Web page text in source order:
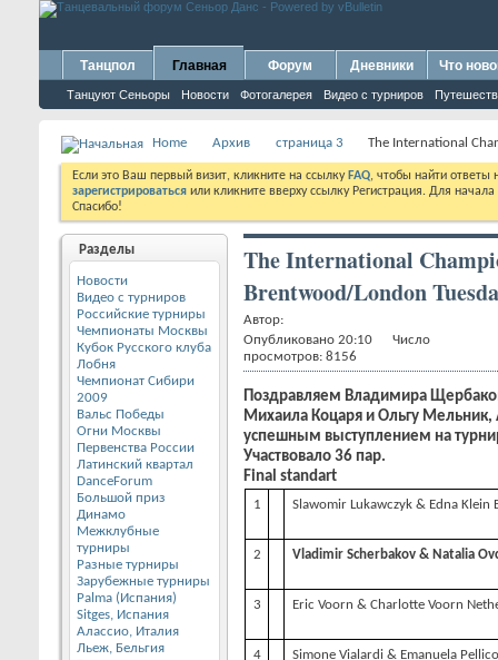
Танцпол Главная
Танцуют Сеньоры Новости Фотогалерея Видео с турниров
Форум Дневники Что
Home Архив страница 3 The International
Если это Ваш первый визит, кликните на ссылку FAQ, чтобы найти
зарегистрироваться или кликните вверху ссылку Регистрация. Для
Спасибо!
Разделы
Новости
Видео с турниров
Российские турниры
Чемпионаты Москвы
Кубок Русского клуба
Лобня
Чемпионат Сибири
2009
Вальс Победы
Огни Москвы
Первенства России
Латинский квартал
DanceForum
Большой приз
Динамо
Межклубные
турниры
Разные турниры
Зарубежные турниры
Palma (Испания)
Sitges, Испания
Алассио, Италия
Льеж, Бельгия
The International
Brentwood/London
Автор:
Опубликовано 20:10 Число
просмотров: 8156
Поздравляем Владимира
Михаила Коцаря и Ольгу
успешным выступлением на
Участвовало 36 пар.
Final standart
1 Slawomir Lukawczyk & Edna Klein
2 Vladimir Scherbakov & Natalia
3 Eric Voorn & Charlotte Voorn
4 Simone Vialardi & Emanuela